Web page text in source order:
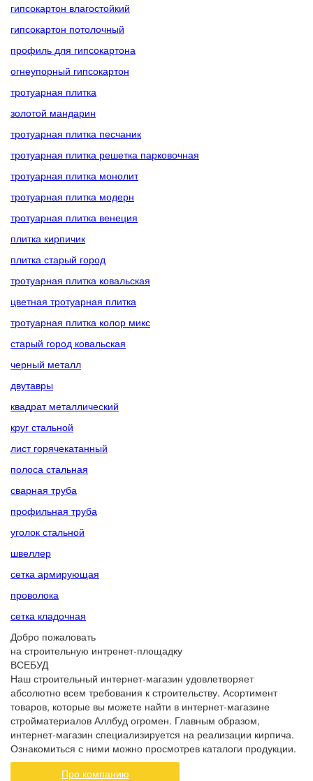
гипсокартон влагостойкий
гипсокартон потолочный
профиль для гипсокартона
огнеупорный гипсокартон
тротуарная плитка
золотой мандарин
тротуарная плитка песчаник
тротуарная плитка решетка парковочная
тротуарная плитка монолит
тротуарная плитка модерн
тротуарная плитка венеция
плитка кирпичик
плитка старый город
тротуарная плитка ковальская
цветная тротуарная плитка
тротуарная плитка колор микс
старый город ковальская
черный металл
двутавры
квадрат металлический
круг стальной
лист горячекатанный
полоса стальная
сварная труба
профильная труба
уголок стальной
швеллер
сетка армирующая
проволока
сетка кладочная
Добро пожаловать
на строительную интренет-площадку
ВСЕБУД
Наш строительный интернет-магазин удовлетворяет
абсолютно всем требования к строительству. Асортимент
товаров, которые вы можете найти в интернет-магазине
стройматериалов Аллбуд огромен. Главным образом,
интернет-магазин специализируется на реализации кирпича.
Ознакомиться с ними можно просмотрев каталоги продукции.
Про компанию